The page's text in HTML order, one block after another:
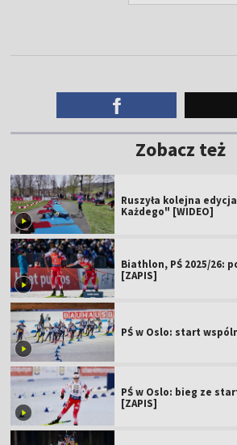
Zobacz też
Ruszyła kolejna
Każdego" [WIDEO]
Biathlon, PŚ 2025/26:
[ZAPIS]
PŚ w Oslo: start
PŚ w Oslo: bieg ze
[ZAPIS]